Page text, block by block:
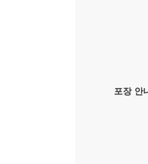
상담에 대한
박김영희는
탄탄히 다진
체계로 전환
이동권 투쟁 현
“폭력의 배경
존재로 여겨
장애인으로만
포장 안